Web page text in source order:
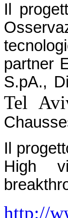
Il
partner
S.pA.,
Tel
Il
High
http://